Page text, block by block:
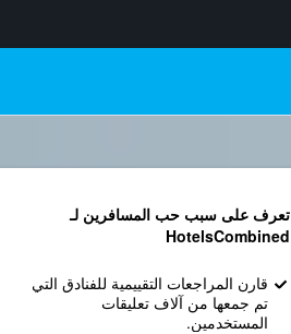
تعرف على سبب حب المسافرين لـ
HotelsCombined
قارن المراجعات التقييمية للفنادق التي
تم جمعها من آلاف تعليقات
المستخدمين.